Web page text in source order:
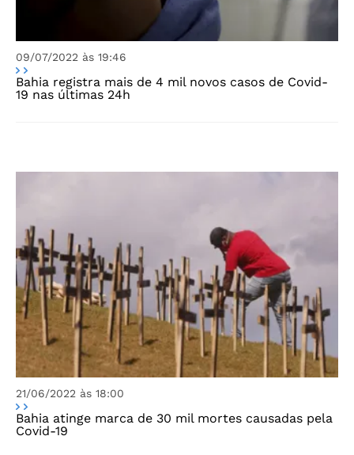
09/07/2022 às 19:46
Bahia registra mais de 4 mil novos casos de Covid-
19 nas últimas 24h
21/06/2022 às 18:00
Bahia atinge marca de 30 mil mortes causadas pela
Covid-19